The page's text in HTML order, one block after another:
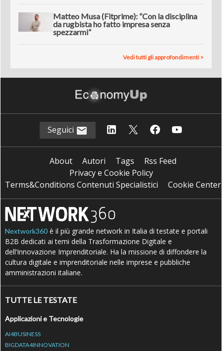
Matteo Musa (Fitprime): “Con la disciplina
da rugbista ho fatto impresa senza
spezzarmi”
Vedi tutti gli approfondimenti >
Seguici
About Autori Tags
Rss Feed
Privacy e Cookie Policy
Terms&Conditions Contenuti Specialistici
Cookie Center
Nextwork360 è il più grande network in Italia di testate e portali
B2B dedicati ai temi della Trasformazione Digitale e
dell’Innovazione Imprenditoriale. Ha la missione di diffondere la
cultura digitale e imprenditoriale nelle imprese e pubbliche
amministrazioni italiane.
TUTTE LE TESTATE
Applicazioni e Tecnologie
AI4BUSINESS
BIGDATA4INNOVATION